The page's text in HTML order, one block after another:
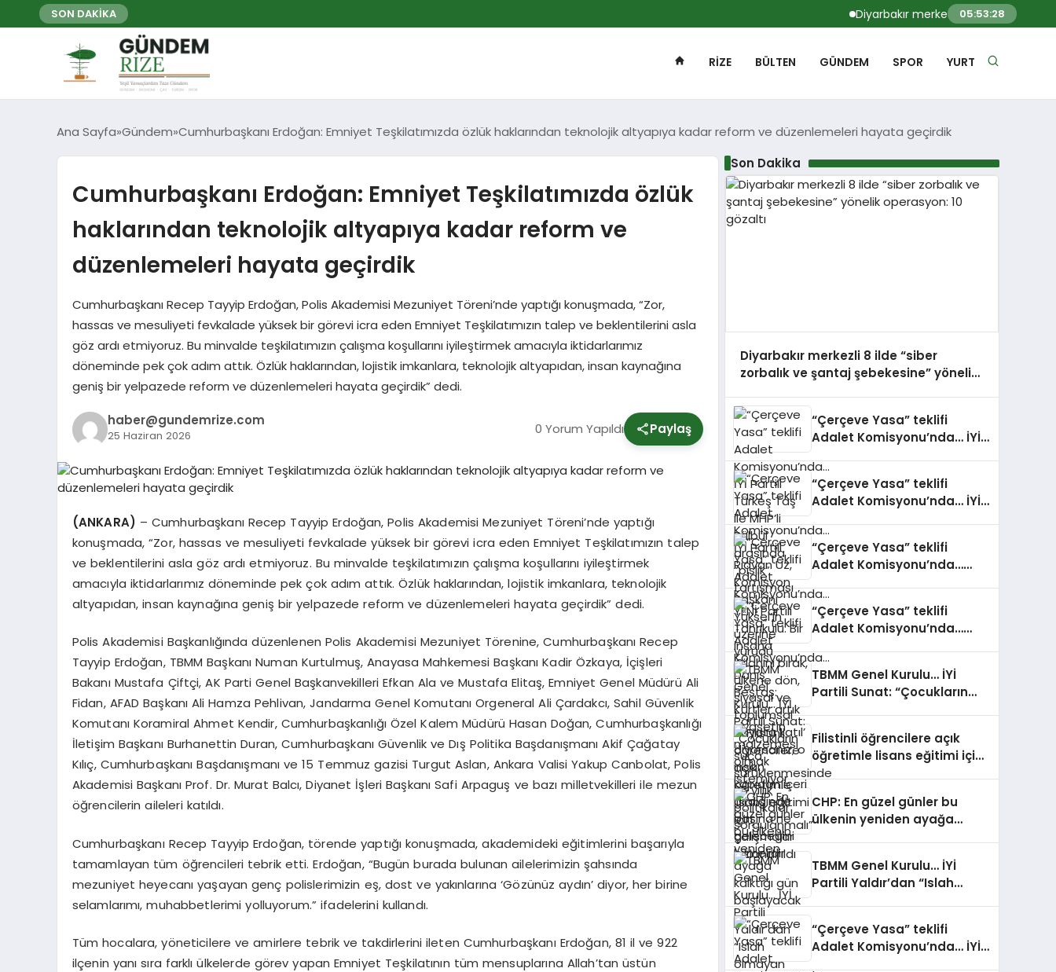
SON DAKİKA Diyarbakır merkezli 8 ilde “siber zorbalık
05:53:29
RIZE BÜLTEN GÜNDEM SPOR YURT
Ana Sayfa Gündem Cumhurbaşkanı Erdoğan: Emniyet Teşkilatımızda özlük haklarından teknolojik altyapıya kadar reform ve düzenlemeleri hayata geçirdik
Cumhurbaşkanı Erdoğan: Emniyet Teşkilatımızda özlük
haklarından teknolojik altyapıya kadar reform ve
düzenlemeleri hayata geçirdik
Cumhurbaşkanı Recep Tayyip Erdoğan, Polis Akademisi Mezuniyet Töreni’nde yaptığı konuşmada, “Zor,
hassas ve mesuliyeti fevkalade yüksek bir görevi icra eden Emniyet Teşkilatımızın talep ve beklentilerini asla
göz ardı etmiyoruz. Bu minvalde teşkilatımızın çalışma koşullarını iyileştirmek amacıyla iktidarlarımız
döneminde pek çok adım attık. Özlük haklarından, lojistik imkanlara, teknolojik altyapıdan, insan kaynağına
geniş bir yelpazede reform ve düzenlemeleri hayata geçirdik” dedi.
haber@gundemrize.com
25 Haziran 2026 0 Yorum Yapıldı Paylaş
(ANKARA) – Cumhurbaşkanı Recep Tayyip Erdoğan, Polis Akademisi Mezuniyet Töreni’nde yaptığı
konuşmada, “Zor, hassas ve mesuliyeti fevkalade yüksek bir görevi icra eden Emniyet Teşkilatımızın talep
ve beklentilerini asla göz ardı etmiyoruz. Bu minvalde teşkilatımızın çalışma koşullarını iyileştirmek
amacıyla iktidarlarımız döneminde pek çok adım attık. Özlük haklarından, lojistik imkanlara, teknolojik
altyapıdan, insan kaynağına geniş bir yelpazede reform ve düzenlemeleri hayata geçirdik” dedi.
Polis Akademisi Başkanlığında düzenlenen Polis Akademisi Mezuniyet Törenine, Cumhurbaşkanı Recep
Tayyip Erdoğan, TBMM Başkanı Numan Kurtulmuş, Anayasa Mahkemesi Başkanı Kadir Özkaya, İçişleri
Bakanı Mustafa Çiftçi, AK Parti Genel Başkanvekilleri Efkan Ala ve Mustafa Elitaş, Emniyet Genel Müdürü Ali
Fidan, AFAD Başkanı Ali Hamza Pehlivan, Jandarma Genel Komutanı Orgeneral Ali Çardakcı, Sahil Güvenlik
Komutanı Koramiral Ahmet Kendir, Cumhurbaşkanlığı Özel Kalem Müdürü Hasan Doğan, Cumhurbaşkanlığı
İletişim Başkanı Burhanettin Duran, Cumhurbaşkanı Güvenlik ve Dış Politika Başdanışmanı Akif Çağatay
Kılıç, Cumhurbaşkanı Başdanışmanı ve 15 Temmuz gazisi Turgut Aslan, Ankara Valisi Yakup Canbolat, Polis
Akademisi Başkanı Prof. Dr. Murat Balcı, Diyanet İşleri Başkanı Safi Arpaguş ve bazı milletvekilleri ile mezun
öğrencilerin aileleri katıldı.
Cumhurbaşkanı Recep Tayyip Erdoğan, törende yaptığı konuşmada, akademideki eğitimlerini başarıyla
tamamlayan tüm öğrencileri tebrik etti. Erdoğan, “Bugün burada bulunan ailelerimizin şahsında
mezuniyet heyecanı yaşayan genç polislerimizin eş, dost ve yakınlarına ‘Gözünüz aydın’ diyor, her birine
selamlarımı, muhabbetlerimi yolluyorum.” ifadelerini kullandı.
Tüm hocalara, yöneticilere ve amirlere tebrik ve takdirlerini ileten Cumhurbaşkanı Erdoğan, 81 il ve 922
ilçenin yanı sıra farklı ülkelerde görev yapan Emniyet Teşkilatının tüm mensuplarına Allah’tan üstün
Son Dakika
Diyarbakır merkezli 8 ilde “siber
zorbalık ve şantaj şebekesine” yönelik
“Çerçeve Yasa” teklifi
Adalet Komisyonu’nda… İYİ
Bülbül arasında “pislik”
tartışması
“Çerçeve Yasa” teklifi
Adalet Komisyonu’nda… İYİ
Başkanı Yüksel’in üzerine
yürüdü
“Çerçeve Yasa” teklifi
Adalet Komisyonu’nda…
insana ‘Silahını bırak, ülkene
dön, siyasal ve toplumsal
hayata katıl’ diyorsanız, o
insan kapıdan içeri
girdiğinde başına ne
geleceğini bilmelidir
“Çerçeve Yasa” teklifi
Adalet Komisyonu’nda…
siyasetin malzemesi olmak
istemiyor
TBMM Genel Kurulu… İYİ
Partili Sunat: “Çocukların
sorgulanmalı”
Filistinli öğrencilere açık
öğretimle lisans eğitimi için
çalışmalar hızlandırıldı
CHP: En güzel günler bu
ülkenin yeniden ayağa
TBMM Genel Kurulu… İYİ
Partili Yaldır’dan “Islah
edelim” önerisi
“Çerçeve Yasa” teklifi
Adalet Komisyonu’nda… İYİ